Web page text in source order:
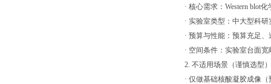
· 核心需求：Western blot
· 实验室类型：中大型科
· 预算与性能：预算充足
· 空间条件：实验室台面
2. 不适用场景（谨慎选型）
· 仅做基础核酸凝胶成像（